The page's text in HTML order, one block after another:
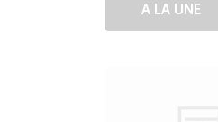
A LA UNE